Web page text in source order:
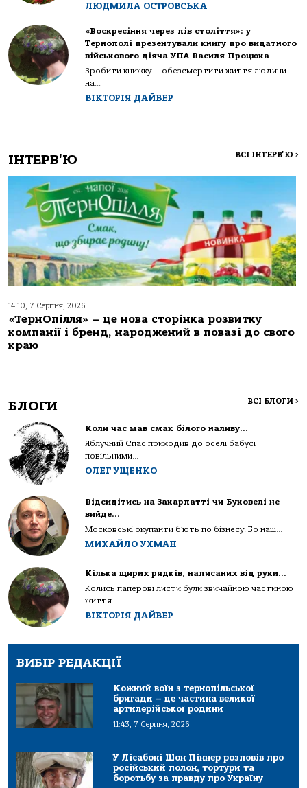
ЛЮДМИЛА ОСТРОВСЬКА
«Воскресіння через пів століття»: у
Тернополі презентували книгу про видатного
військового діяча УПА Василя Процюка
Зробити книжку — обезсмертити життя людини
на...
ВІКТОРІЯ ДАЙВЕР
ІНТЕРВ'Ю ВСІ ІНТЕРВ'Ю >
14:10, 7 Серпня, 2026
«ТернОпілля» – це нова сторінка розвитку
компанії і бренд, народжений в повазі до свого
краю
БЛОГИ ВСІ БЛОГИ >
Коли час мав смак білого наливу…
Яблучний Спас приходив до оселі бабусі
повільними...
ОЛЕГ УЩЕНКО
Відсидітись на Закарпатті чи Буковелі не
вийде…
Московські окупанти б’ють по бізнесу. Бо наш...
МИХАЙЛО УХМАН
Кілька щирих рядків, написаних від руки…
Колись паперові листи були звичайною частиною
життя...
ВІКТОРІЯ ДАЙВЕР
ВИБІР РЕДАКЦІЇ
Кожний воїн з тернопільської
бригади – це частина великої
артилерійської родини
11:43, 7 Серпня, 2026
У Лісабоні Шон Піннер розповів про
російський полон, тортури та
боротьбу за правду про Україну